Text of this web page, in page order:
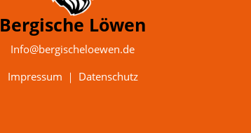
Bergische Löwen
Info@bergischeloewen.de
Impressum ｜ Datenschutz